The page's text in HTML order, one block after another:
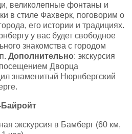
великолепные фонтаны и
в стиле Фахверк, поговорим о
его истории и традициях.
у вас будет свободное
знакомства с городом
Дополнительно: экскурсия
Дворца
знаменитый Нюрнбергский
экскурсия в Бамберг (60 км,